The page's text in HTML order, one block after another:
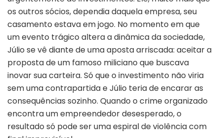
os outros sócios, dependia daquela empresa, seu
casamento estava em jogo. No momento em que
um evento trágico altera a dinâmica da sociedade,
Júlio se vê diante de uma aposta arriscada: aceitar a
proposta de um famoso miliciano que buscava
inovar sua carteira. Só que o investimento não viria
sem uma contrapartida e Júlio teria de encarar as
consequências sozinho. Quando o crime organizado
encontra um empreendedor desesperado, o
resultado só pode ser uma espiral de violência com